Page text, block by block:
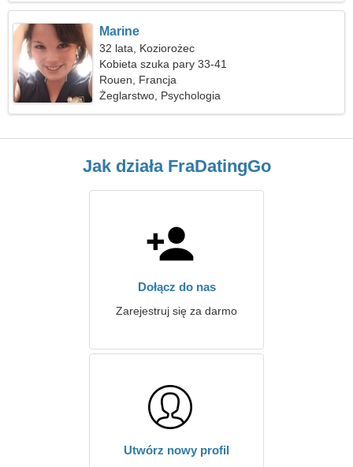
Marine
32 lata, Koziorożec
Kobieta szuka pary 33-41
Rouen, Francja
Żeglarstwo, Psychologia
Jak działa FraDatingGo
Dołącz do nas
Zarejestruj się za darmo
Utwórz nowy profil